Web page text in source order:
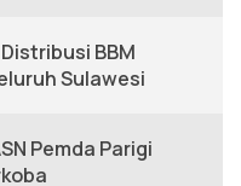
BBM
Sulawesi
Pemda Parigi